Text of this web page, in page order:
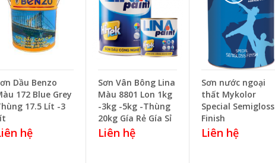
Dầu Benzo
172 Blue Grey
17.5 Lít -3
hệ
Sơn Vân Bông Lina
Màu 8801 Lon 1kg
-3kg -5kg -Thùng
20kg Gía Rẻ Gía Sỉ
Liên hệ
Sơn nước ngoại
thất Mykolor
Special Semigloss
Finish
Liên hệ